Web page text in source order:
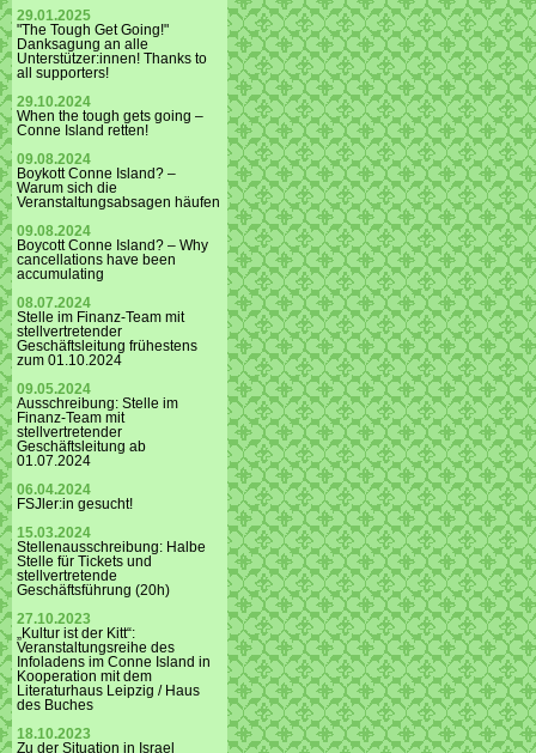
29.01.2025
"The Tough Get Going!"
Danksagung an alle
Unterstützer:innen! Thanks to
all supporters!
29.10.2024
When the tough gets going –
Conne Island retten!
09.08.2024
Boykott Conne Island? –
Warum sich die
Veranstaltungsabsagen häufen
09.08.2024
Boycott Conne Island? – Why
cancellations have been
accumulating
08.07.2024
Stelle im Finanz-Team mit
stellvertretender
Geschäftsleitung frühestens
zum 01.10.2024
09.05.2024
Ausschreibung: Stelle im
Finanz-Team mit
stellvertretender
Geschäftsleitung ab
01.07.2024
06.04.2024
FSJler:in gesucht!
15.03.2024
Stellenausschreibung: Halbe
Stelle für Tickets und
stellvertretende
Geschäftsführung (20h)
27.10.2023
„Kultur ist der Kitt“:
Veranstaltungsreihe des
Infoladens im Conne Island in
Kooperation mit dem
Literaturhaus Leipzig / Haus
des Buches
18.10.2023
Zu der Situation in Israel